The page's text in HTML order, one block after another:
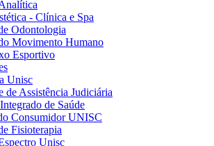
- Clínica e Spa
Odontologia
Movimento Humano
Esportivo
Unisc
de Assistência Judiciária
de Saúde
Consumidor UNISC
Fisioterapia
Unisc